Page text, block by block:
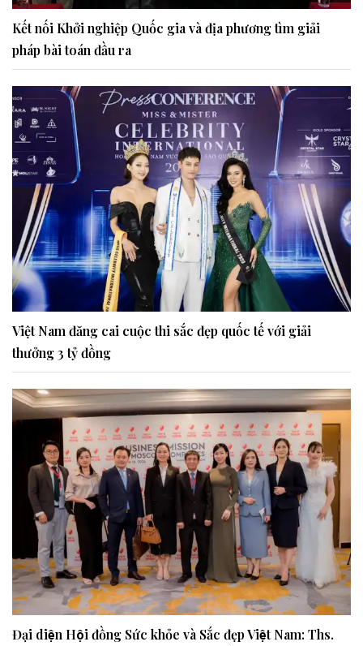
Kết nối Khởi nghiệp Quốc gia và địa phương tìm giải
pháp bài toán đầu ra
Việt Nam đăng cai cuộc thi sắc đẹp quốc tế với giải
thưởng 3 tỷ đồng
Đại diện Hội đồng Sức khỏe và Sắc đẹp Việt Nam: Ths.